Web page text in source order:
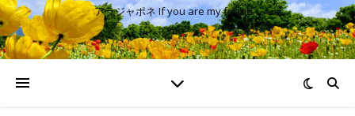
アラジャポネ If you are my friend…